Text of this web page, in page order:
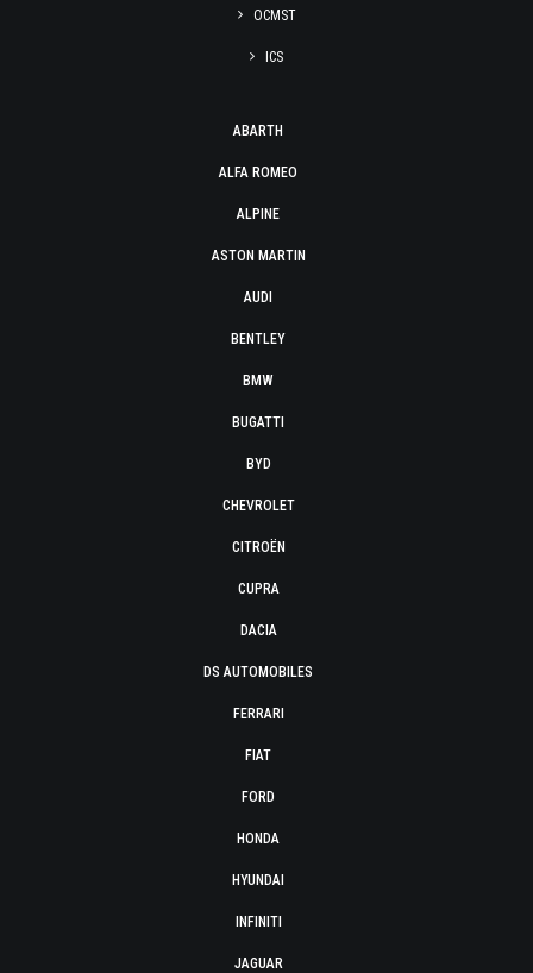
OCMST
ICS
ABARTH
ALFA ROMEO
ALPINE
ASTON MARTIN
AUDI
BENTLEY
BMW
BUGATTI
BYD
CHEVROLET
CITROËN
CUPRA
DACIA
DS AUTOMOBILES
FERRARI
FIAT
FORD
HONDA
HYUNDAI
INFINITI
JAGUAR